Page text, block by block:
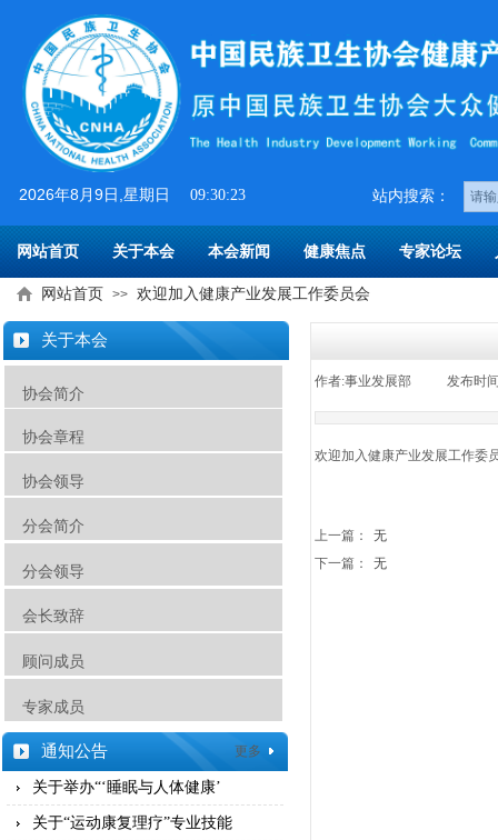
2026年8 月9日 ,星期日 09:30:23 ​​站内搜索：
网站首页 关于本会 本会新闻 健康焦点 专家论坛
通知公告 更多
协会领导
分会简介
关于举办“‘睡眠与人体健康’
关于“运动康复理疗”专业技能
协会简介
协会章程
关于本会
网站首页 >> 欢迎加入健康产业发展工作委员会
分会领导
会长致辞
顾问成员
专家成员
作者:事业发展部 发布时
欢迎加入健康产业发展工作委
上一篇：
无
下一篇：
无